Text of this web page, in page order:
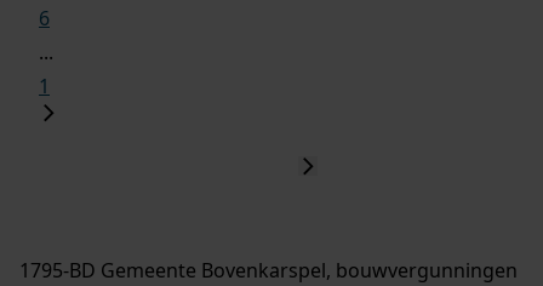
6
...
1
1795-BD Gemeente Bovenkarspel, bouwvergunningen